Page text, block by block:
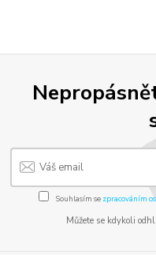
Souhlasím se zpracováním
Můžete se kdykoli